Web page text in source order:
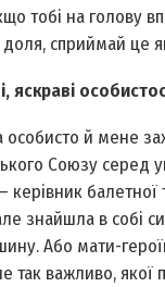
тобі на голову
доля, сприймай
яскраві
особисто й
Союзу серед
керівник
знайшла в собі
Або мати-
важливо, якої